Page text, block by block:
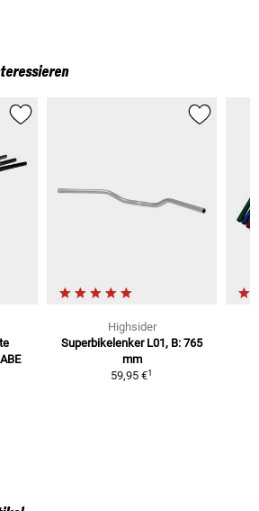
Highsider
Superbikelenker L01, B: 765
mm
59,95 €1